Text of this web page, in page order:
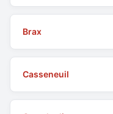
Brax
Casseneuil